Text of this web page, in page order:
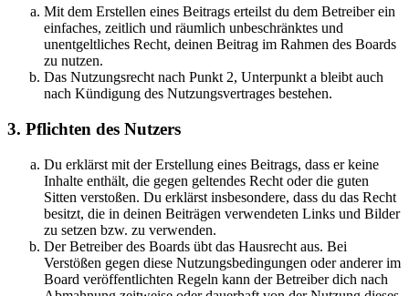
Mit dem Erstellen eines Beitrags erteilst du dem Betreiber ein
einfaches, zeitlich und räumlich unbeschränktes und
unentgeltliches Recht, deinen Beitrag im Rahmen des Boards
zu nutzen.
Das Nutzungsrecht nach Punkt 2, Unterpunkt a bleibt auch
nach Kündigung des Nutzungsvertrages bestehen.
3. Pflichten des Nutzers
Du erklärst mit der Erstellung eines Beitrags, dass er keine
Inhalte enthält, die gegen geltendes Recht oder die guten
Sitten verstoßen. Du erklärst insbesondere, dass du das Recht
besitzt, die in deinen Beiträgen verwendeten Links und Bilder
zu setzen bzw. zu verwenden.
Der Betreiber des Boards übt das Hausrecht aus. Bei
Verstößen gegen diese Nutzungsbedingungen oder anderer im
Board veröffentlichten Regeln kann der Betreiber dich nach